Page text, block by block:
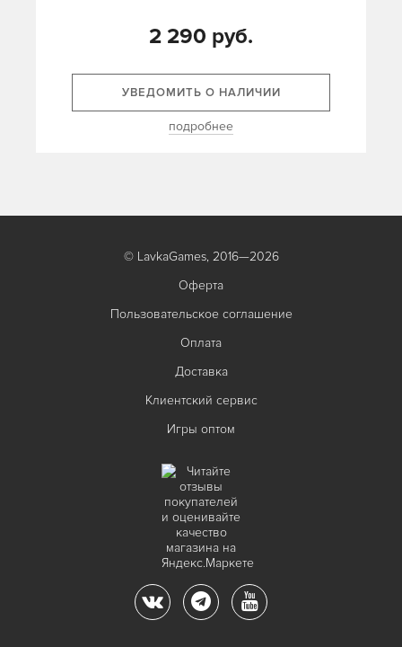
2 290 руб.
УВЕДОМИТЬ О НАЛИЧИИ
подробнее
© LavkaGames, 2016—2026
Оферта
Пользовательское соглашение
Оплата
Доставка
Клиентский сервис
Игры оптом